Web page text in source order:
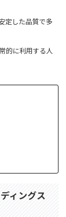
定した品質で多
的に利用する人
ィングス